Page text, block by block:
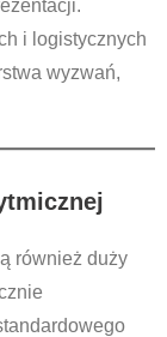
i logistycznych
wyzwań,
również duży